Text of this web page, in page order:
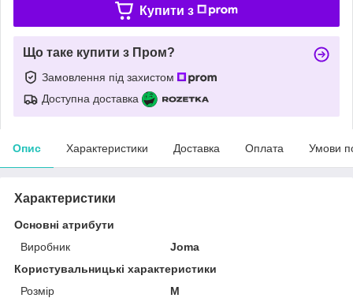
Купити з
Що таке купити з Пром?
Замовлення під захистом
Доступна доставка
Опис Характеристики Доставка Оплата Умови
Характеристики
Основні атрибути
Виробник
Joma
Користувальницькі характеристики
Розмір
M